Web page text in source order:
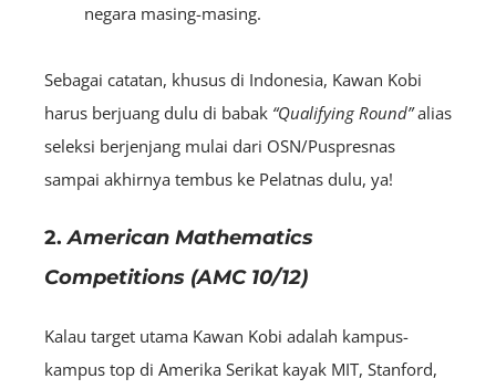
negara masing-masing.
Sebagai catatan, khusus di Indonesia, Kawan Kobi
harus berjuang dulu di babak “Qualifying Round”alias
seleksi berjenjang mulai dari OSN/Puspresnas
sampai akhirnya tembus ke Pelatnas dulu, ya!
2.American Mathematics
Competitions (AMC 10/12)
Kalau target utama Kawan Kobi adalah kampus-
kampus top di Amerika Serikat kayak MIT, Stanford,